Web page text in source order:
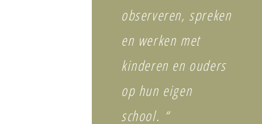
observeren, spreken
en werken met
kinderen en ouders
op hun eigen
school. “